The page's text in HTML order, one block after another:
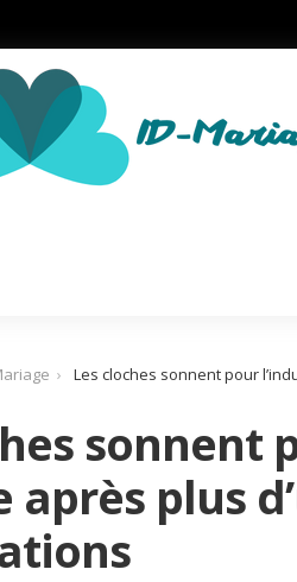
Les cloches sonnent pour
sonnent
après plus